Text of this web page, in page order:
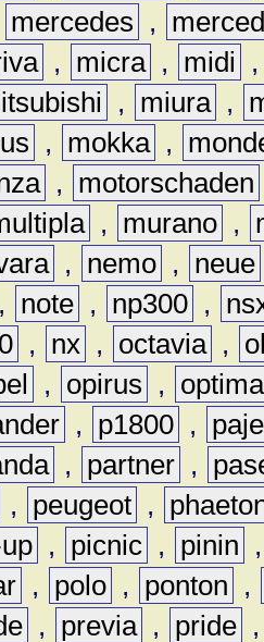
mercedes ,
, micra , midi
, miura ,
, mokka ,
, motorschaden
, murano ,
, nemo , neue
, note , np300 ,
, nx , octavia ,
, opirus ,
optima
, p1800 ,
, partner ,
, peugeot ,
, picnic , pinin
, polo , ponton
,
, previa , pride